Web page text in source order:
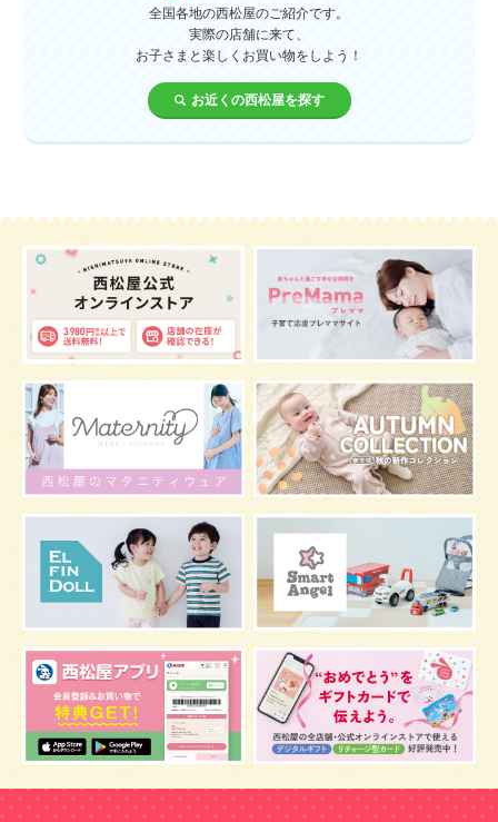
おむつ 出産準備
遊ぶ 夏 イヤイヤ期
あせも 汗 エアコン
適切温度 帽子 授乳 チャイルドシート
ベビー服 小学生 家族写真 産休 お昼寝
改善 枕 メニュー
グッズ お七夜 お宮参り 初節句
肌 抱っこ スキンケア お肌
マタニティウェア おしゃぶり 絵本 肌着
夜間断乳 お風呂 嫌がる うんち 髪の毛
視力 虫よけ
骨盤ベルトの基礎知識 骨盤ベルトの効果 栄養素
保存 マスク 予防
骨盤ベルトの注意点 感染症 双子
しこり おっぱい 水着 安全対策 おすすめ
マザーバッグ 予防注射 幼児期 アレルギー
反抗期 双胎妊娠 便秘 うなぎ 乳幼児
全国各地の西松屋のご紹介です。
実際の店舗に来て、
お子さまと楽しくお買い物をしよう！
お近くの西松屋を探す